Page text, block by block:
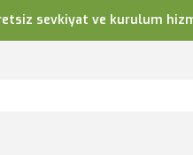
sevkiyat ve kurulum